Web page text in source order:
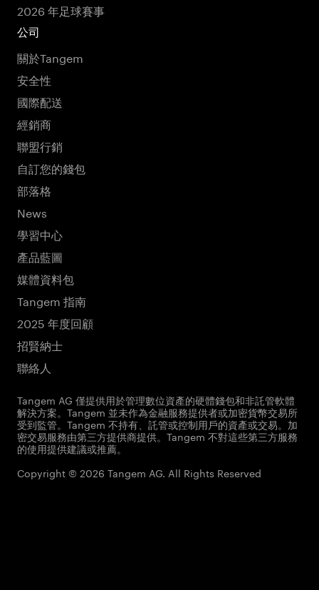
2026 年足球賽事
公司
關於Tangem
安全性
國際配送
經銷商
聯盟行銷
自訂您的錢包
部落格
News
學習中心
產品藍圖
媒體資料包
Tangem 指南
2025 年度回顧
招賢納士
聯絡人
Tangem AG 僅提供用於管理數位資產的硬體錢包和非託管軟體
解決方案。Tangem 並未作為金融服務提供者或加密貨幣交易所
受到監管。Tangem 不持有、託管或控制用戶的資產或交易。加
密交易服務由第三方提供商提供。Tangem 不對這些第三方服務
的使用提供建議或推薦。